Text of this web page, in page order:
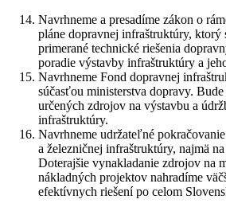
Navrhneme a presadíme zákon o
pláne dopravnej infraštruktúry, ktorý
primerané technické riešenia
poradie výstavby infraštruktúry a
Navrhneme Fond dopravnej
súčasťou ministerstva dopravy.
určených zdrojov na výstavbu a
infraštruktúry.
Navrhneme udržateľné
a železničnej infraštruktúry, najmä
Doterajšie vynakladanie zdrojov na
nákladných projektov nahradíme
efektívnych riešení po celom